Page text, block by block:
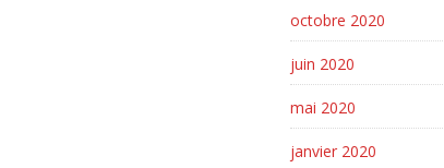
octobre 2020
juin 2020
mai 2020
janvier 2020